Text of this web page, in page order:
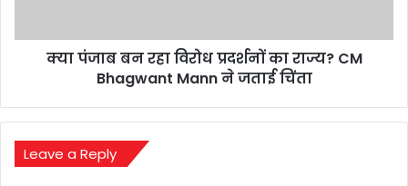
CM
Bhagwantक्या पंजाब बन रहा विरोध प्रदर्शनों का राज्य? CM
Bhagwant Mann ने जताई चिंता
Leave a Reply